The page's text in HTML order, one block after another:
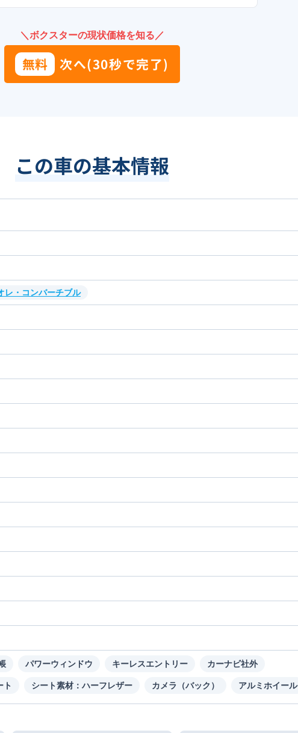
＼ボクスターの現状価格を知る／
無料 次へ(30秒で完了)
この車の基本情報
レ・コンバーチブル
パワーウィンドウ キーレスエントリー カーナビ社外
ト シート素材：ハーフレザー カメラ（バック） アルミホイール